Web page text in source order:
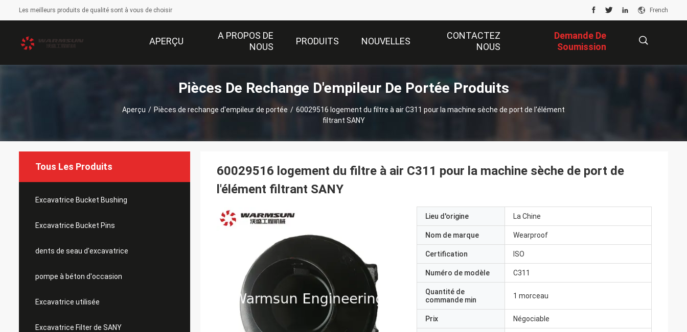
Les meilleurs produits de qualité sont à vous de choisir French
APERÇU
A PROPOS DE
NOUS
PRODUITS NOUVELLES
CONTACTEZ
NOUS
Demande De
Soumission
Pièces De Rechange D'empileur De Portée Produits
Aperçu / Pièces de rechange d'empileur de portée / 60029516 logement du filtre à air C311 pour la machine sèche de port de l'élément
filtrant SANY
Tous Les Produits
Excavatrice Bucket Bushing
Excavatrice Bucket Pins
dents de seau d'excavatrice
pompe à béton d'occasion
Excavatrice utilisée
Excavatrice Filter de SANY
60029516 logement du filtre à air C311 pour la machine sèche de port de
l'élément filtrant SANY
Lieu d'origine La Chine
Nom de marque Wearproof
Certification ISO
Numéro de modèle C311
Quantité de
commande min
1 morceau
Prix Négociable